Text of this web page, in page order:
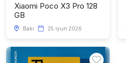
Xiaomi Poco X3 Pro 128
GB
Bakı 25 iyun 2026